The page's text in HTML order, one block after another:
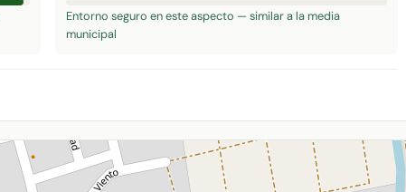
Entorno seguro en este aspecto — similar a la media
municipal